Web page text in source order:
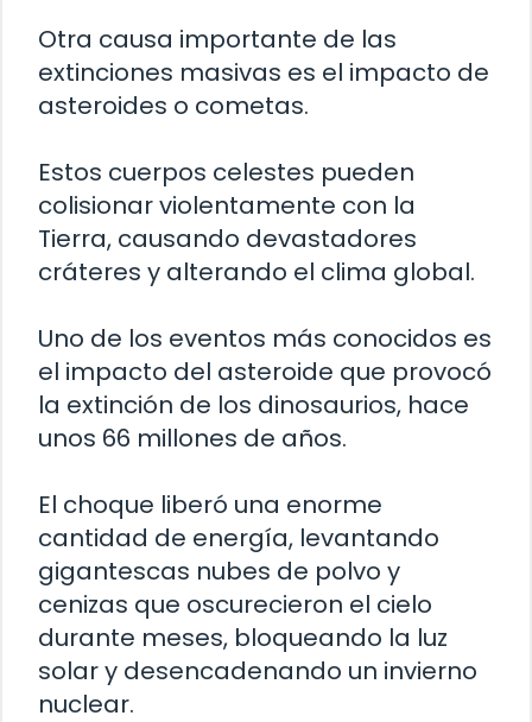
Otra causa importante de las
extinciones masivas es el impacto de
asteroides o cometas.
Estos cuerpos celestes pueden
colisionar violentamente con la
Tierra, causando devastadores
cráteres y alterando el clima global.
Uno de los eventos más conocidos es
el impacto del asteroide que provocó
la extinción de los dinosaurios, hace
unos 66 millones de años.
El choque liberó una enorme
cantidad de energía, levantando
gigantescas nubes de polvo y
cenizas que oscurecieron el cielo
durante meses, bloqueando la luz
solar y desencadenando un invierno
nuclear.